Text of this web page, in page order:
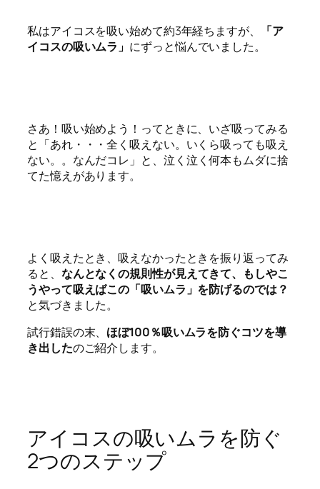
私はアイコスを吸い始めて約3年経ちますが、
「ア
イコスの吸いムラ」 にずっと悩んでいました。
さあ！吸い始めよう！ってときに、いざ吸ってみる
と「あれ・・・全く吸えない。いくら吸っても吸え
ない。。なんだコレ」と、 泣く泣く何本もムダに捨
てた憶え があります。
よく吸えたとき、吸えなかったときを振り返ってみ
ると、 なんとなくの規則性が見えてきて、もしやこ
うやって吸えばこの「吸いムラ」を防げるのでは？
と気づきました。
試行錯誤の末、 ほぼ100％吸いムラを防ぐコツを導
き出したのご紹介します。
アイコスの吸いムラを防ぐ
2つのステップ